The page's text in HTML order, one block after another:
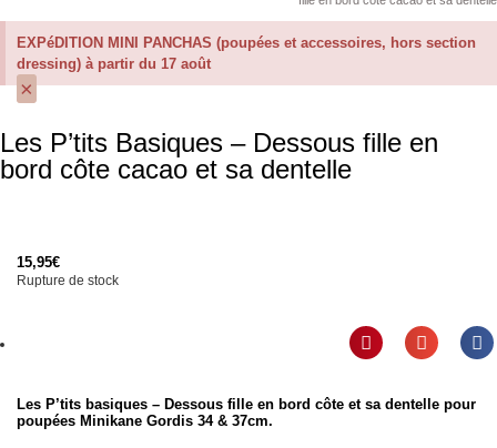
EXPéDITION MINI PANCHAS (poupées et accessoires, hors section
dressing) à partir du 17 août
×
Les P’tits Basiques – Dessous fille en
bord côte cacao et sa dentelle
15,95€
Rupture de stock
Les P’tits basiques – Dessous fille en bord côte et sa dentelle pour
poupées Minikane Gordis 34 & 37cm.